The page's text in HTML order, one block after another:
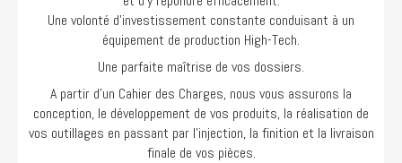
Une volonté d’investissement constante conduisant à un
équipement de production High-Tech.
Une parfaite maîtrise de vos dossiers.
A partir d’un Cahier des Charges, nous vous assurons la
conception, le développement de vos produits, la réalisation de
vos outillages en passant par l’injection, la finition et la livraison
finale de vos pièces.